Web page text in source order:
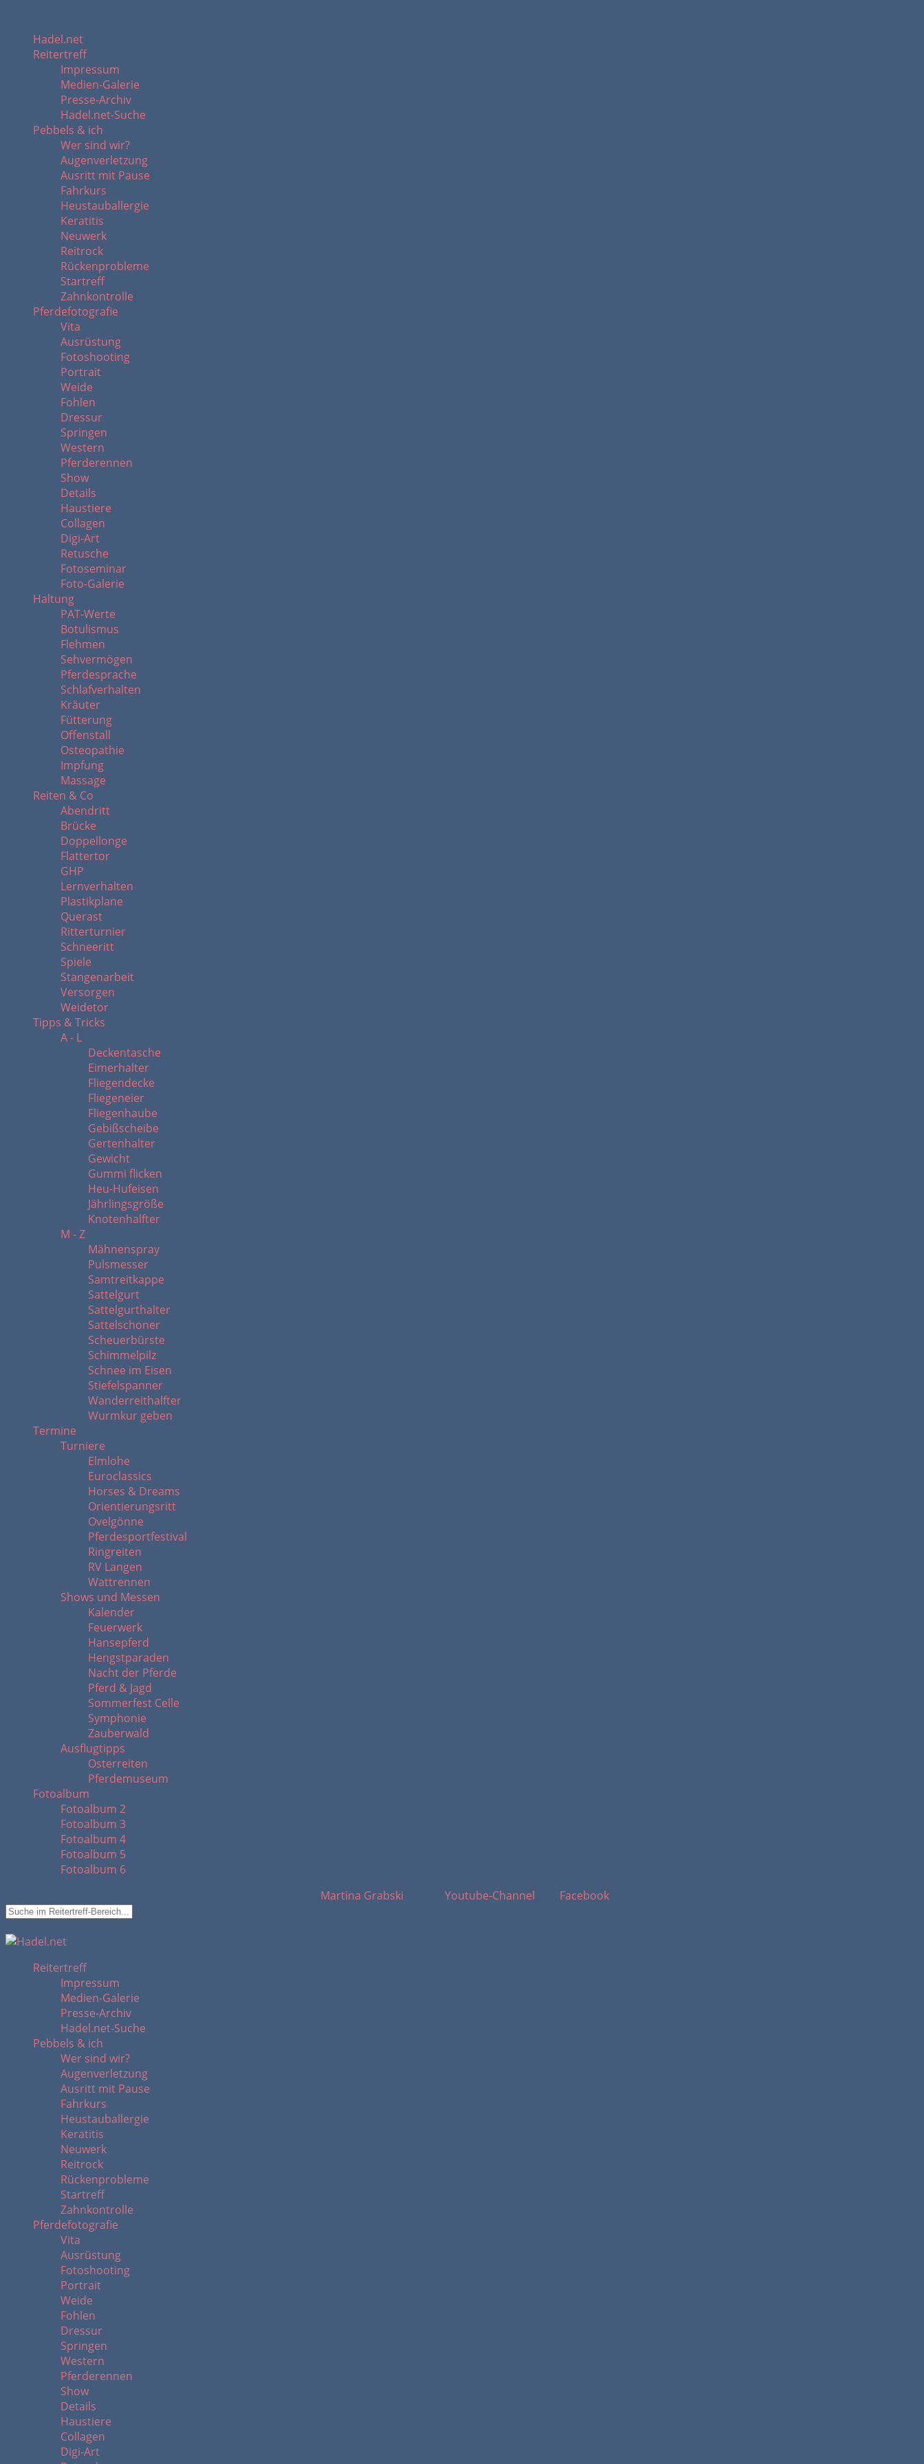
Hadel.net
Reitertreff
Impressum
Medien-Galerie
Presse-Archiv
Hadel.net-Suche
Pebbels & ich
Wer sind wir?
Augenverletzung
Ausritt mit Pause
Fahrkurs
Heustauballergie
Keratitis
Neuwerk
Reitrock
Rückenprobleme
Startreff
Zahnkontrolle
Pferdefotografie
Vita
Ausrüstung
Fotoshooting
Portrait
Weide
Fohlen
Dressur
Springen
Western
Pferderennen
Show
Details
Haustiere
Collagen
Digi-Art
Retusche
Fotoseminar
Foto-Galerie
Haltung
PAT-Werte
Botulismus
Flehmen
Sehvermögen
Pferdesprache
Schlafverhalten
Kräuter
Fütterung
Offenstall
Osteopathie
Impfung
Massage
Reiten & Co
Abendritt
Brücke
Doppellonge
Flattertor
GHP
Lernverhalten
Plastikplane
Querast
Ritterturnier
Schneeritt
Spiele
Stangenarbeit
Versorgen
Weidetor
Tipps & Tricks
A - L
Deckentasche
Eimerhalter
Fliegendecke
Fliegeneier
Fliegenhaube
Gebißscheibe
Gertenhalter
Gewicht
Gummi flicken
Heu-Hufeisen
Jährlingsgröße
Knotenhalfter
M - Z
Mähnenspray
Pulsmesser
Samtreitkappe
Sattelgurt
Sattelgurthalter
Sattelschoner
Scheuerbürste
Schimmelpilz
Schnee im Eisen
Stiefelspanner
Wanderreithalfter
Wurmkur geben
Termine
Turniere
Elmlohe
Euroclassics
Horses & Dreams
Orientierungsritt
Ovelgönne
Pferdesportfestival
Ringreiten
RV Langen
Wattrennen
Shows und Messen
Kalender
Feuerwerk
Hansepferd
Hengstparaden
Nacht der Pferde
Pferd & Jagd
Sommerfest Celle
Symphonie
Zauberwald
Ausflugtipps
Osterreiten
Pferdemuseum
Fotoalbum
Fotoalbum 2
Fotoalbum 3
Fotoalbum 4
Fotoalbum 5
Fotoalbum 6
Martina Grabski
Youtube-Channel Facebook
Reitertreff
Impressum
Medien-Galerie
Presse-Archiv
Hadel.net-Suche
Pebbels & ich
Wer sind wir?
Augenverletzung
Ausritt mit Pause
Fahrkurs
Heustauballergie
Keratitis
Neuwerk
Reitrock
Rückenprobleme
Startreff
Zahnkontrolle
Pferdefotografie
Vita
Ausrüstung
Fotoshooting
Portrait
Weide
Fohlen
Dressur
Springen
Western
Pferderennen
Show
Details
Haustiere
Collagen
Digi-Art